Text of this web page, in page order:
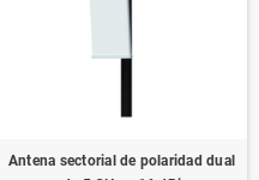
Antena sectorial de polaridad dual